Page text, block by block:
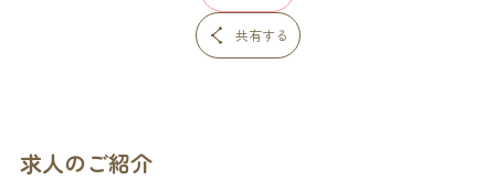
共有する
求人のご紹介